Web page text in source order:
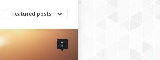
Featured posts
0